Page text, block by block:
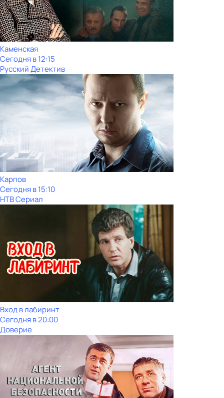
Каменская
Сегодня в 12:15
Русский Детектив
Карпов
Сегодня в 15:10
НТВ Сериал
Вход в лабиринт
Сегодня в 20:00
Доверие